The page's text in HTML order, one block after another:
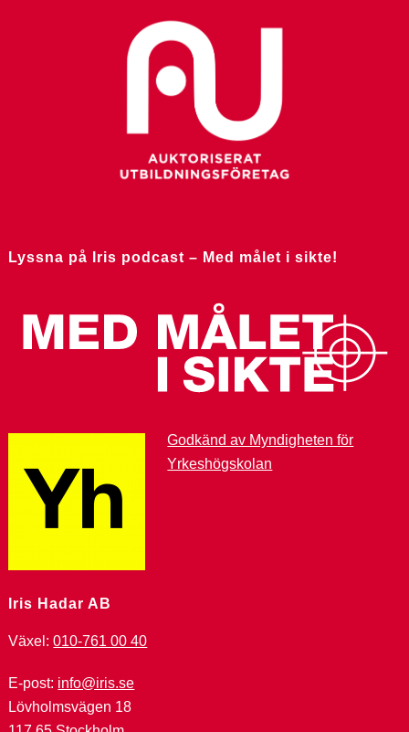
Lyssna på Iris podcast – Med målet i sikte!
Godkänd av Myndigheten för
Yrkeshögskolan
Iris Hadar AB
Växel:010-761 00 40
E-post: info@iris.se
Lövholmsvägen 18